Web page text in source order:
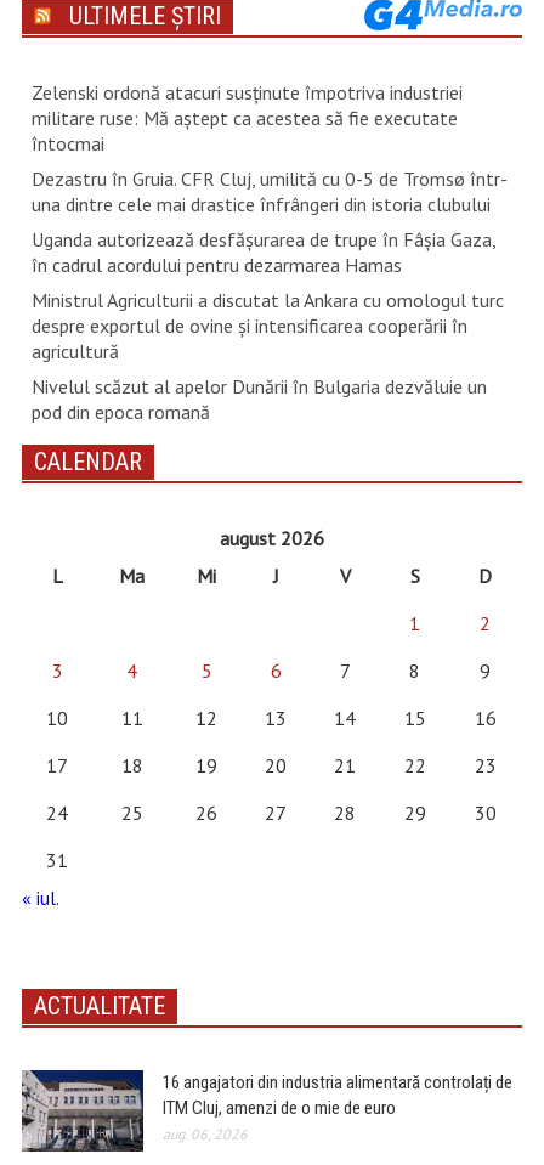
ULTIMELE ȘTIRI
Zelenski ordonă atacuri susţinute împotriva industriei
militare ruse: Mă aştept ca acestea să fie executate
întocmai
Dezastru în Gruia. CFR Cluj, umilită cu 0-5 de Tromsø într-
una dintre cele mai drastice înfrângeri din istoria clubului
Uganda autorizează desfăşurarea de trupe în Fâşia Gaza,
în cadrul acordului pentru dezarmarea Hamas
Ministrul Agriculturii a discutat la Ankara cu omologul turc
despre exportul de ovine și intensificarea cooperării în
agricultură
Nivelul scăzut al apelor Dunării în Bulgaria dezvăluie un
pod din epoca romană
CALENDAR
august 2026
L
Ma Mi J V S
D
1
2
3
4 5 6 7 8
9
10
11 12 13 14 15
16
17
18 19 20 21 22
23
24
25 26 27 28 29
30
31
« iul.
ACTUALITATE
16 angajatori din industria alimentară controlați de
ITM Cluj, amenzi de o mie de euro
aug. 06, 2026